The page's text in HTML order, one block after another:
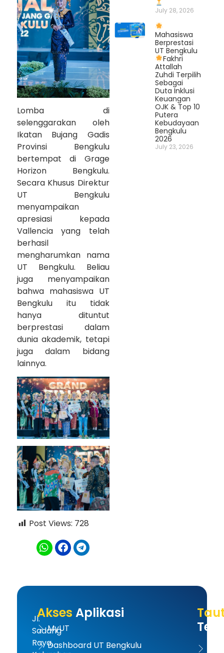
Lomba di
selenggarakan oleh
Ikatan Bujang Gadis
Provinsi Bengkulu
bertempat di Grage
Horizon Bengkulu.
Secara Khusus Direktur
UT Bengkulu
menyampaikan
apresiasi kepada
Vallencia yang telah
berhasil
mengharumkan nama
UT Bengkulu. Beliau
juga menyampaikan
bahwa mahasiswa UT
Bengkulu itu tidak
hanya dituntut
berprestasi dalam
dunia akademik, tetapi
juga dalam bidang
lainnya.
Post Views: 728
July 28, 2026
Mahasiswa
Berprestasi
UT Bengkulu
Fakhri
Attallah
Zuhdi Terpilih
Sebagai
Duta Inklusi
Keuangan
OJK & Top 10
Putera
Kebudayaan
Bengkulu
2026
July 23, 2026
Jl.
Sadang
Raya,
Akses Aplikasi
MyUT
Dashboard UT Bengkulu